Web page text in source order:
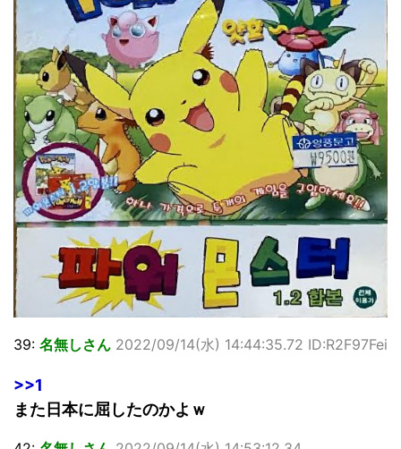
39: 名無しさん 2022/09/14(水) 14:44:35.72 ID:R2F97Fei
>>1
また日本に屈したのかよｗ